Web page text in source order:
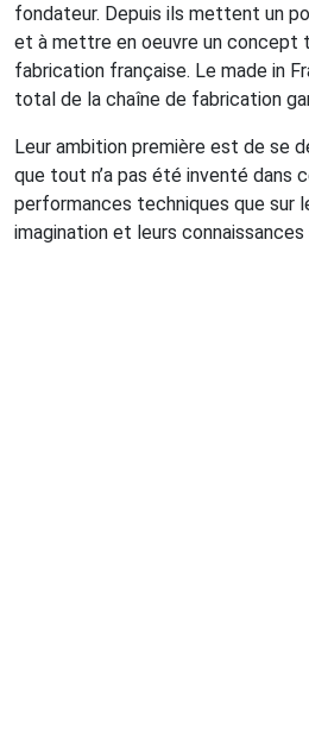
fondateur. Depuis ils mettent un
et à mettre en oeuvre un concept
fabrication française. Le made in
total de la chaîne de fabrication
Leur ambition première est de se
que tout n’a pas été inventé dans
performances techniques que sur
imagination et leurs